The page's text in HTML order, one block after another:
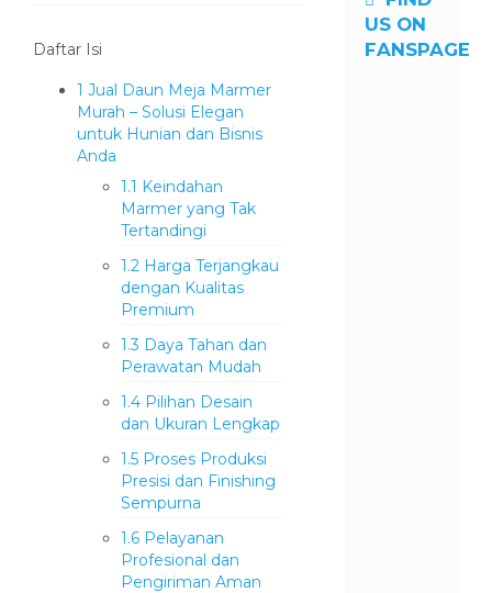
Daftar Isi
1 Jual Daun Meja Marmer
Murah – Solusi Elegan
untuk Hunian dan Bisnis
Anda
1.1 Keindahan
Marmer yang Tak
Tertandingi
1.2 Harga Terjangkau
dengan Kualitas
Premium
1.3 Daya Tahan dan
Perawatan Mudah
1.4 Pilihan Desain
dan Ukuran Lengkap
1.5 Proses Produksi
Presisi dan Finishing
Sempurna
1.6 Pelayanan
Profesional dan
Pengiriman Aman
US ON
FANSPAGE